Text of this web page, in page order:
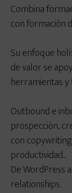
Combina
con formación
Su enfoque
de valor se
herramientas y
Outbound e
prospección,
con
productividad...
De WordPress
relationships.